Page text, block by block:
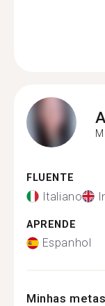
FLUENTE
Italiano
APRENDE
Espanhol
Minhas